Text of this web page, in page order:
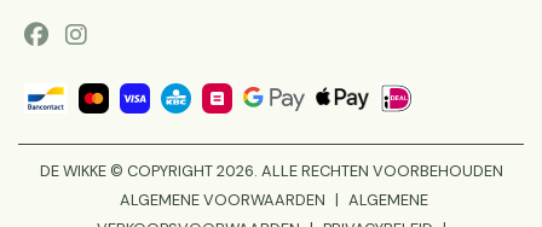
DE WIKKE © COPYRIGHT 2026. ALLE RECHTEN VOORBEHOUDEN
ALGEMENE VOORWAARDEN | ALGEMENE